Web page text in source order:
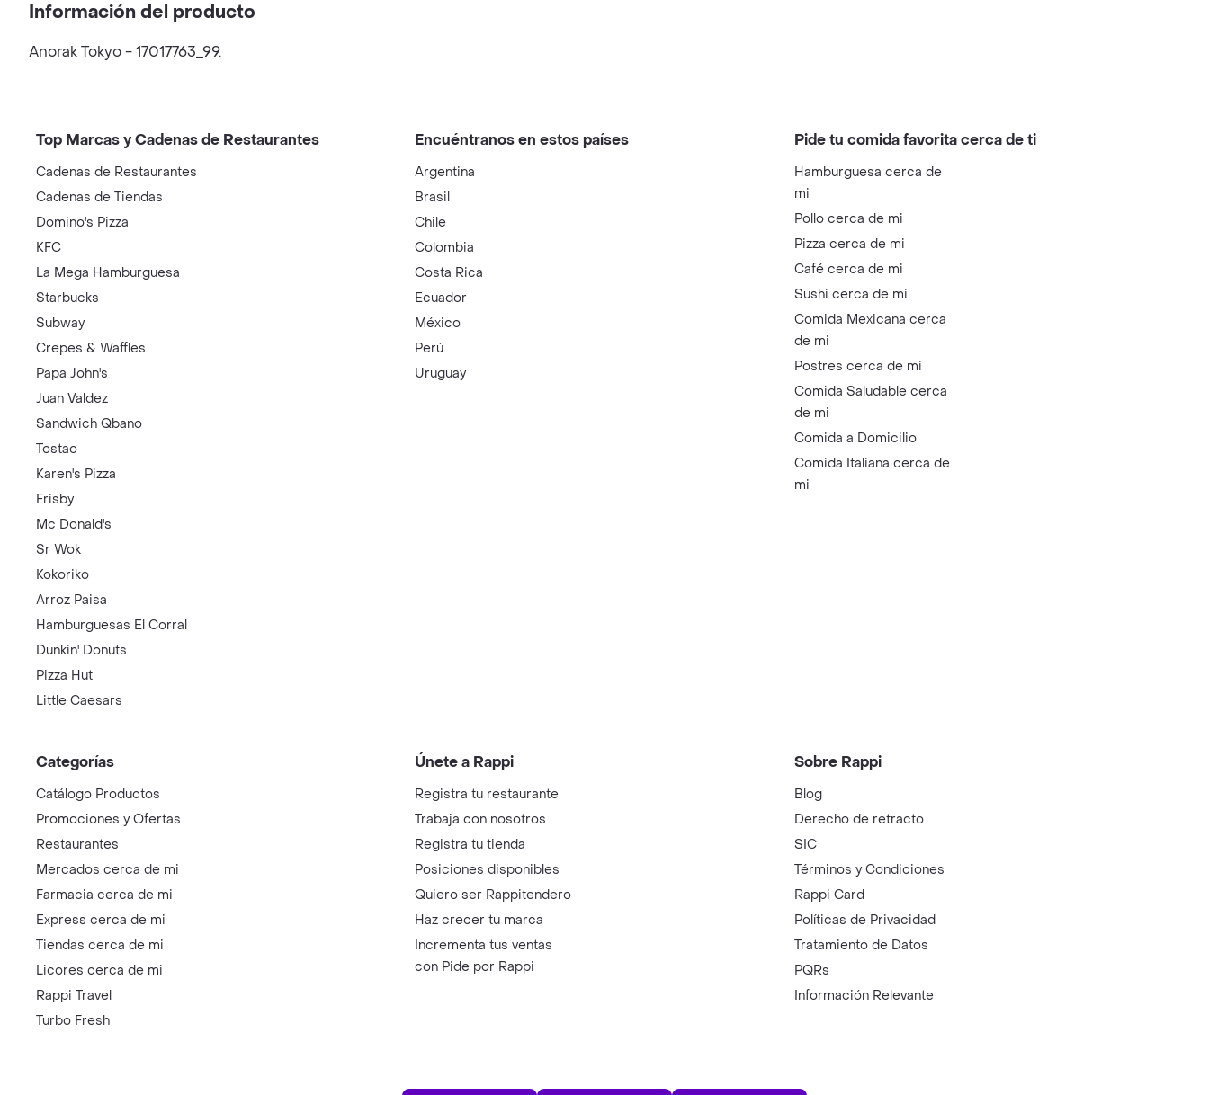
Información del producto
Anorak Tokyo - 17017763_99.
Top Marcas y Cadenas de Restaurantes
Cadenas de Restaurantes
Cadenas de Tiendas
Domino's Pizza
KFC
La Mega Hamburguesa
Starbucks
Subway
Crepes & Waffles
Papa John's
Juan Valdez
Sandwich Qbano
Tostao
Karen's Pizza
Frisby
Mc Donald's
Sr Wok
Kokoriko
Arroz Paisa
Hamburguesas El Corral
Dunkin' Donuts
Pizza Hut
Little Caesars
Encuéntranos en estos países
Argentina
Brasil
Chile
Colombia
Costa Rica
Ecuador
México
Perú
Uruguay
Pide tu comida favorita cerca de ti
Hamburguesa cerca de
mi
Pollo cerca de mi
Pizza cerca de mi
Café cerca de mi
Sushi cerca de mi
Comida Mexicana cerca
de mi
Postres cerca de mi
Comida Saludable cerca
de mi
Comida a Domicilio
Comida Italiana cerca de
mi
Categorías
Catálogo Productos
Promociones y Ofertas
Restaurantes
Mercados cerca de mi
Farmacia cerca de mi
Express cerca de mi
Tiendas cerca de mi
Licores cerca de mi
Rappi Travel
Turbo Fresh
Únete a Rappi
Registra tu restaurante
Trabaja con nosotros
Registra tu tienda
Posiciones disponibles
Quiero ser Rappitendero
Haz crecer tu marca
Incrementa tus ventas
con Pide por Rappi
Sobre Rappi
Blog
Derecho de retracto
SIC
Términos y Condiciones
Rappi Card
Políticas de Privacidad
Tratamiento de Datos
PQRs
Información Relevante